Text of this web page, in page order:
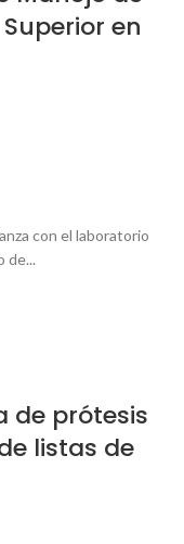
en
con el laboratorio
de...
de prótesis
listas de